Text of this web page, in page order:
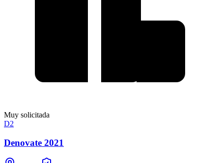
Muy solicitada
D2
Denovate 2021